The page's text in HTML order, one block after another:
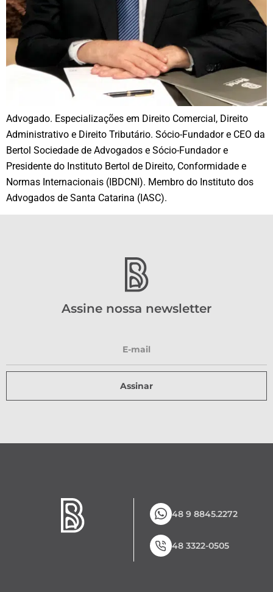
Advogado. Especializações em Direito Comercial, Direito
Administrativo e Direito Tributário. Sócio-Fundador e CEO da
Bertol Sociedade de Advogados e Sócio-Fundador e
Presidente do Instituto Bertol de Direito, Conformidade e
Normas Internacionais (IBDCNI). Membro do Instituto dos
Advogados de Santa Catarina (IASC).
Assine nossa newsletter
Assinar
48 9 8845.2272
48 3322-0505